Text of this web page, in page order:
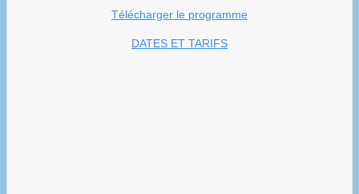
Télécharger le programme
DATES ET TARIFS